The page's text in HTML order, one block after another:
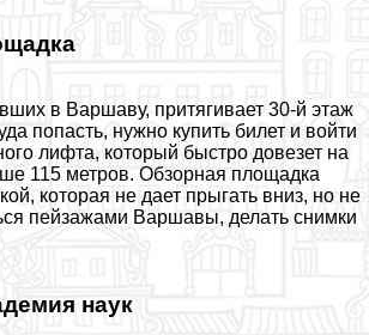
в Варшаву, притягивает 30-й этаж
попасть, нужно купить билет и войти
лифта, который быстро довезет на
115 метров. Обзорная площадка
которая не дает прыгать вниз, но не
пейзажами Варшавы, делать снимки
наук